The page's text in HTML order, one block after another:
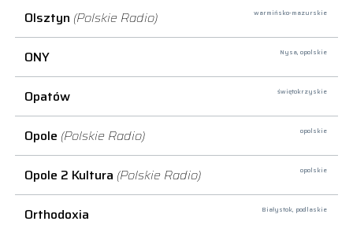
Olsztyn (Polskie Radio) warmińsko-mazurskie
ONY Nysa, opolskie
Opatów świętokrzyskie
Opole (Polskie Radio) opolskie
Opole 2 Kultura (Polskie Radio) opolskie
Orthodoxia Białystok, podlaskie